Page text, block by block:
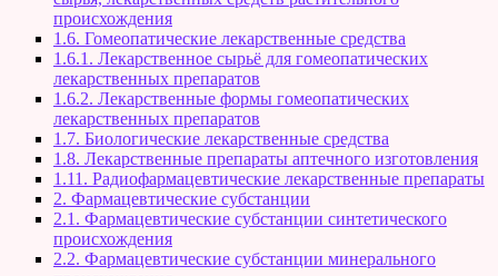
происхождения
1.6. Гомеопатические лекарственные средства
1.6.1. Лекарственное сырьё для гомеопатических
лекарственных препаратов
1.6.2. Лекарственные формы гомеопатических
лекарственных препаратов
1.7. Биологические лекарственные средства
1.8. Лекарственные препараты аптечного изготовления
1.11. Радиофармацевтические лекарственные препараты
2. Фармацевтические субстанции
2.1. Фармацевтические субстанции синтетического
происхождения
2.2. Фармацевтические субстанции минерального